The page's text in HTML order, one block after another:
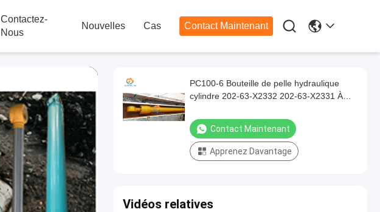
Contactez-
Nous
Nouvelles Cas Contact Maintenant 
PC100-6 Bouteille de pelle hydraulique
cylindre 202-63-X2332 202-63-X2331 À
Contact Maintenant
Apprenez Davantage
Vidéos relatives